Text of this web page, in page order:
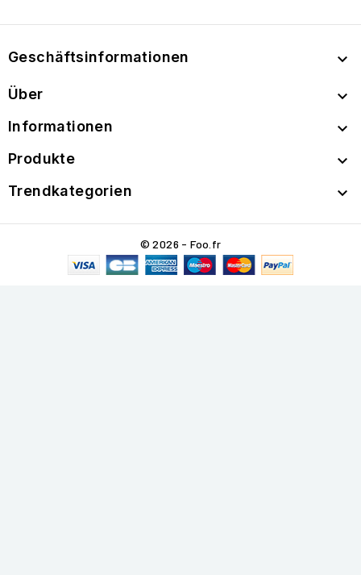
Geschäftsinformationen 
Über 
Informationen 
Produkte 
Trendkategorien 
© 2026 - Foo.fr